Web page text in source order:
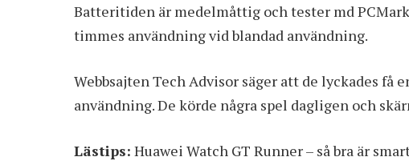
Batteritiden är medelmåttig och tester md
timmes användning vid blandad användning.
Webbsajten Tech Advisor säger att de lyckades få
användning. De körde några spel dagligen och
Lästips: Huawei Watch GT Runner – så bra är